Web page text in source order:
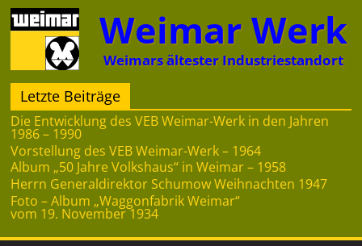
Zum
Inhalt
springen
Weimar Werk
Weimars ältester Industriestandort
Letzte Beiträge
Die Entwicklung des VEB Weimar-Werk in den Jahren
1986 – 1990
Vorstellung des VEB Weimar-Werk – 1964
Album „50 Jahre Volkshaus“ in Weimar – 1958
Herrn Generaldirektor Schumow Weihnachten 1947
Foto – Album „Waggonfabrik Weimar“
vom 19. November 1934